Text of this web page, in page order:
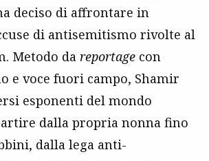
deciso di affrontare in
di antisemitismo rivolte al
Metodo da reportage con
e voce fuori campo, Shamir
esponenti del mondo
dalla propria nonna fino
dalla lega anti-